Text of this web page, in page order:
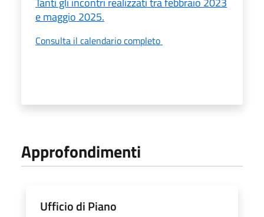
e maggio 2025.
Consulta il calendario completo
Approfondimenti
Ufficio di Piano